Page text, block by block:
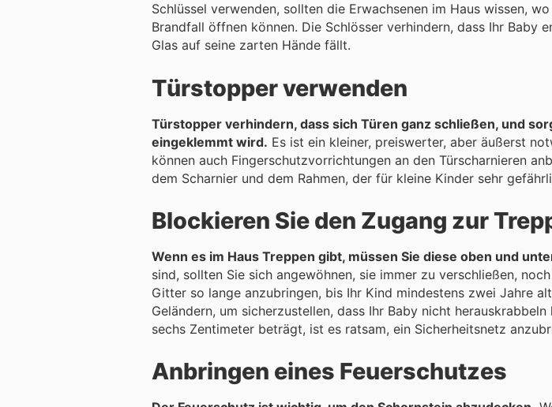
Schlüssel verwenden, sollten die Erwachsenen im Haus wissen,
Brandfall öffnen können. Die Schlösser verhindern, dass Ihr
Glas auf seine zarten Hände fällt.
Türstopper verwenden
Türstopper verhindern, dass sich Türen ganz schließen, und
eingeklemmt wird. Es ist ein kleiner, preiswerter, aber äußerst
können auch Fingerschutzvorrichtungen an den Türscharnieren
dem Scharnier und dem Rahmen, der für kleine Kinder sehr
Blockieren Sie den Zugang zur
Wenn es im Haus Treppen gibt, müssen Sie diese oben und
sind, sollten Sie sich angewöhnen, sie immer zu verschließen,
Gitter so lange anzubringen, bis Ihr Kind mindestens zwei Jahre
Geländern, um sicherzustellen, dass Ihr Baby nicht
sechs Zentimeter beträgt, ist es ratsam, ein Sicherheitsnetz
Anbringen eines Feuerschutzes